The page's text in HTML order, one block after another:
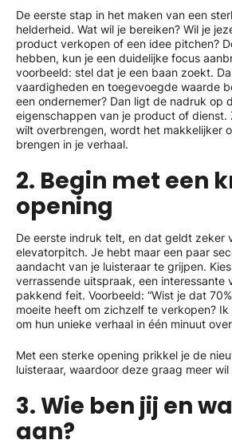
De eerste stap in het maken van een
helderheid. Wat wil je bereiken? Wil je
product verkopen of een idee pitchen?
hebben, kun je een duidelijke focus
voorbeeld: stel dat je een baan zoekt.
vaardigheden en toegevoegde waarde
een ondernemer? Dan ligt de nadruk op
eigenschappen van je product of dienst.
wilt overbrengen, wordt het makkelijker
brengen in je verhaal.
2. Begin met een
opening
De eerste indruk telt, en dat geldt zeker
elevatorpitch. Je hebt maar een paar
aandacht van je luisteraar te grijpen.
verrassende uitspraak, een interessante
pakkend feit. Voorbeeld: “Wist je dat
moeite heeft om zichzelf te verkopen?
om hun unieke verhaal in één minuut
Met een sterke opening prikkel je de
luisteraar, waardoor deze graag meer wil
3. Wie ben jij en
aan?